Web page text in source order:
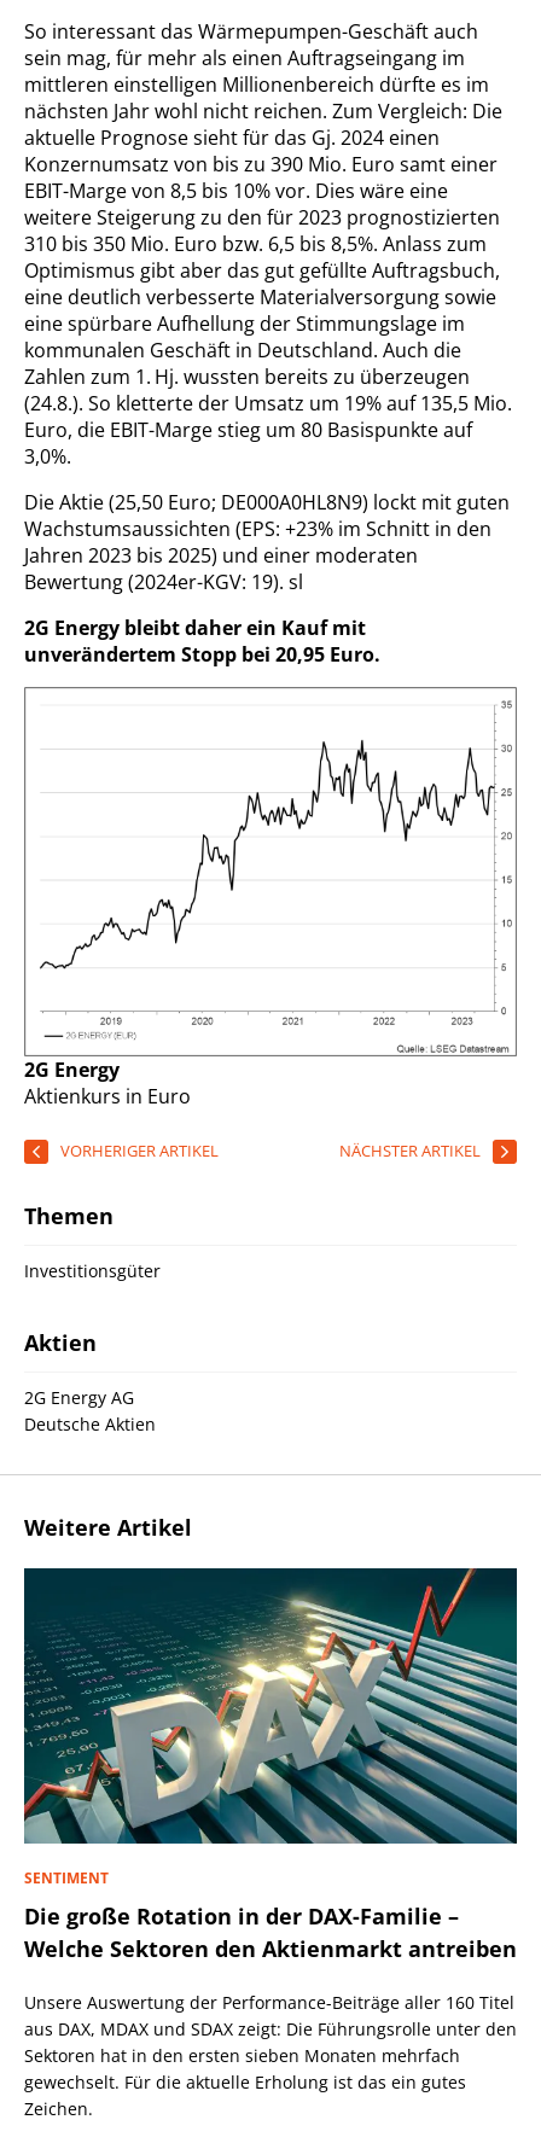
So interessant das Wärmepumpen-Geschäft auch
sein mag, für mehr als einen Auftragseingang im
mittleren einstelligen Millionenbereich dürfte es im
nächsten Jahr wohl nicht reichen. Zum Vergleich: Die
aktuelle Prognose sieht für das Gj. 2024 einen
Konzernumsatz von bis zu 390 Mio. Euro samt einer
EBIT-Marge von 8,5 bis 10% vor. Dies wäre eine
weitere Steigerung zu den für 2023 prognostizierten
310 bis 350 Mio. Euro bzw. 6,5 bis 8,5%. Anlass zum
Optimismus gibt aber das gut gefüllte Auftragsbuch,
eine deutlich verbesserte Materialversorgung sowie
eine spürbare Aufhellung der Stimmungslage im
kommunalen Geschäft in Deutschland. Auch die
Zahlen zum 1. Hj. wussten bereits zu überzeugen
(24.8.). So kletterte der Umsatz um 19% auf 135,5 Mio.
Euro, die EBIT-Marge stieg um 80 Basispunkte auf
3,0%.
Die Aktie (25,50 Euro; DE000A0HL8N9) lockt mit guten
Wachstumsaussichten (EPS: +23% im Schnitt in den
Jahren 2023 bis 2025) und einer moderaten
Bewertung (2024er-KGV: 19). sl
2G Energy bleibt daher ein Kauf mit
unverändertem Stopp bei 20,95 Euro.
2G Energy
Aktienkurs in Euro
VORHERIGER ARTIKEL NÄCHSTER ARTIKEL
Themen
Investitionsgüter
Aktien
2G Energy AG
Deutsche Aktien
Weitere Artikel
SENTIMENT
Die große Rotation in der DAX-Familie –
Welche Sektoren den Aktienmarkt antreiben
Unsere Auswertung der Performance-Beiträge aller 160 Titel
aus DAX, MDAX und SDAX zeigt: Die Führungsrolle unter den
Sektoren hat in den ersten sieben Monaten mehrfach
gewechselt. Für die aktuelle Erholung ist das ein gutes
Zeichen.